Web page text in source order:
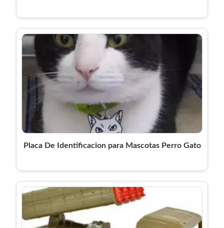
Placa De Identificacion para Mascotas Perro Gato